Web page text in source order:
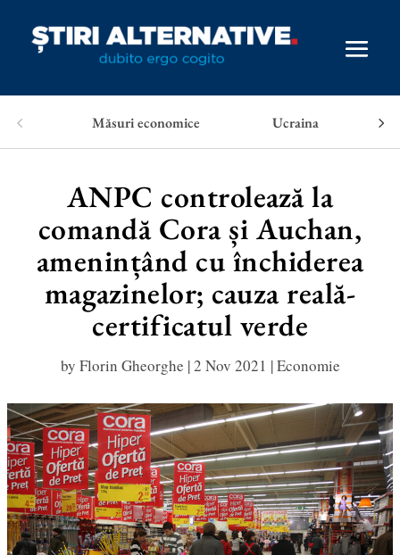
Măsuri economice Ucraina
ANPC controlează la
comandă Cora și Auchan,
amenințând cu închiderea
magazinelor; cauza reală-
certificatul verde
by Florin Gheorghe |2 Nov 2021 |Economie